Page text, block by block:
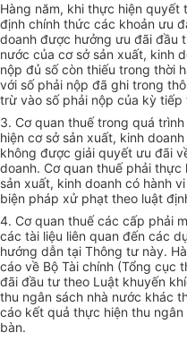
Hàng năm, khi thực hiện quyết
định chính thức các khoản ưu
doanh được hưởng ưu đãi đầu
nước của cơ sở sản xuất, kinh
nộp đủ số còn thiếu trong thời
với số phải nộp đã ghi trong
trừ vào số phải nộp của kỳ tiếp
3. Cơ quan thuế trong quá
hiện cơ sở sản xuất, kinh
không được giải quyết ưu đãi
doanh. Cơ quan thuế phải
sản xuất, kinh doanh có hành
biện pháp xử phạt theo luật
4. Cơ quan thuế các cấp phải
các tài liệu liên quan đến các
hướng dẫn tại Thông tư này.
cáo về Bộ Tài chính (Tổng cục
đãi đầu tư theo Luật khuyến
thu ngân sách nhà nước khác
cáo kết quả thực hiện thu
bàn.